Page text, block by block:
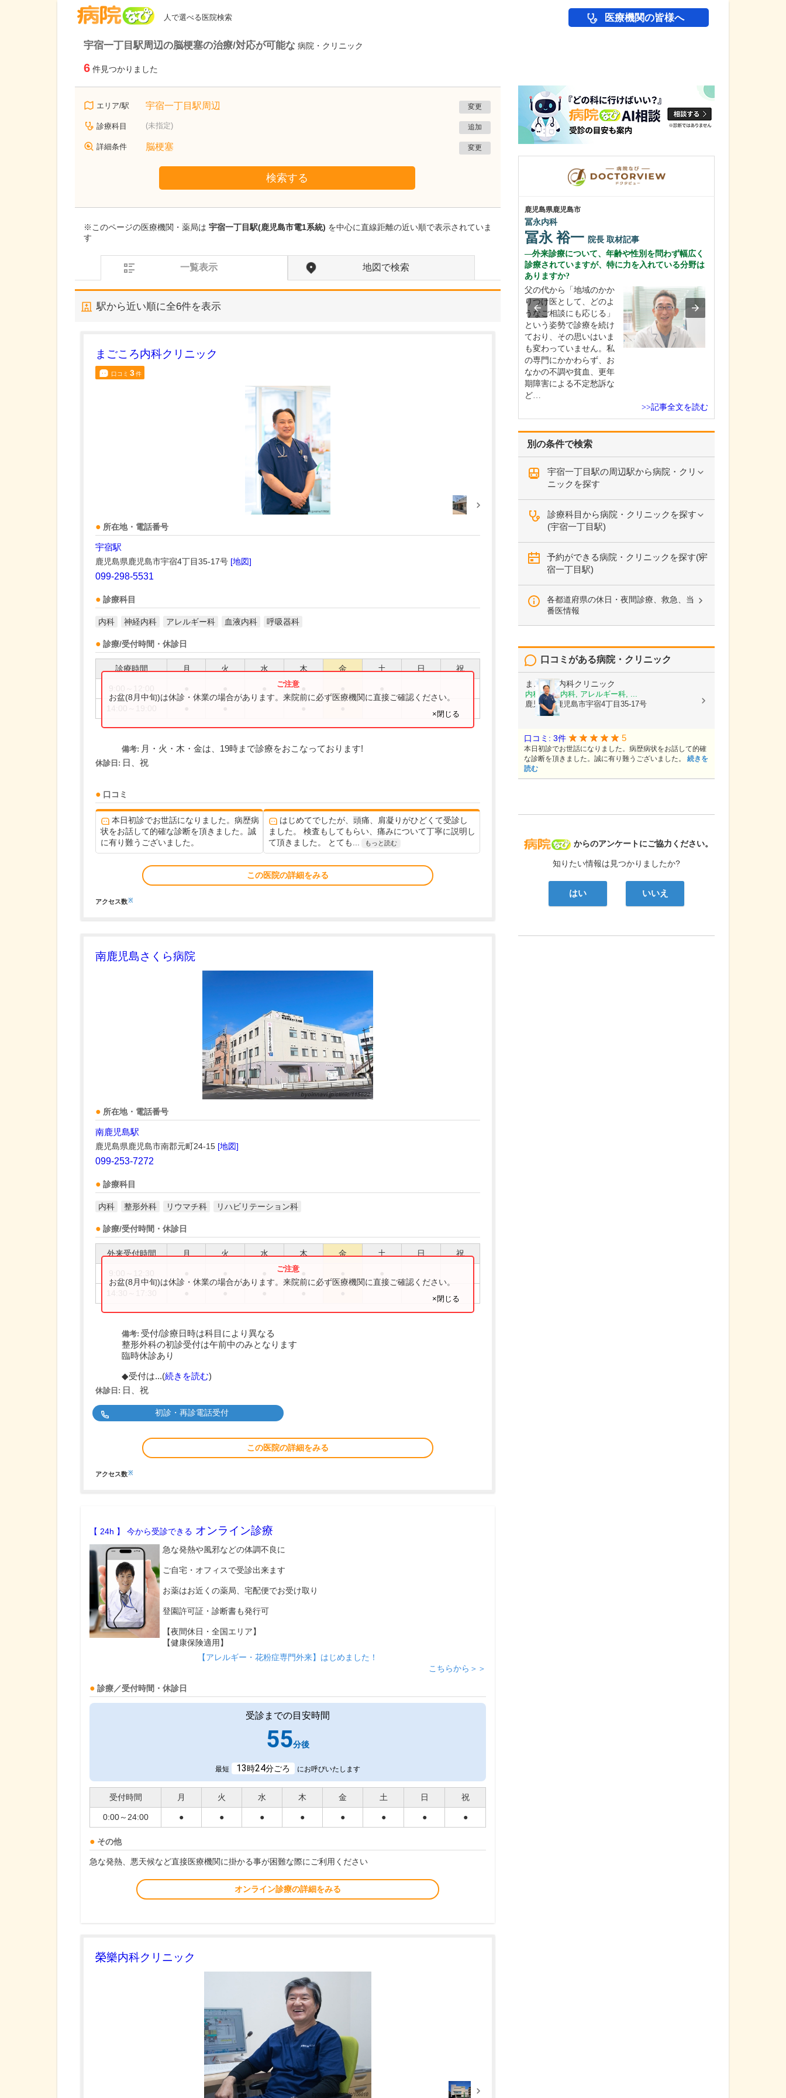
人で選べる医院検索 医療機関の皆様へ
宇宿一丁目駅周辺の脳梗塞の治療/対応が可能な 病院・クリニック
6 件見つかりました
エリア/駅 宇宿一丁目駅周辺 変更
診療科目 (未指定) 追加
詳細条件 脳梗塞 変更
検索する
※このページの医療機関・薬局は 宇宿一丁目駅(鹿児島市電1系統) を中心に直線距離の近い順で表示されていま
す
一覧表示 地図で検索
駅から近い順に全6件を表示
まごころ内科クリニック
口コミ 3件
所在地・電話番号
宇宿駅
鹿児島県鹿児島市宇宿4丁目35-17号 [地図]
099-298-5531
診療科目
内科 神経内科 アレルギー科 血液内科 呼吸器科
診療/受付時間・休診日
診療時間 月 火 水 木 金 土 日 祝
お盆(8月中旬)は休診・休業の場合があります。来院前に必ず医療機関に直接ご確認ください。
×閉じる
備考: 月・火・木・金は、19時まで診療をおこなっております!
休診日: 日、祝
口コミ
本日初診でお世話になりました。病歴病
状をお話して的確な診断を頂きました。誠
に有り難うございました。
はじめてでしたが、頭痛、肩凝りがひどくて受診し
ました。 検査もしてもらい、痛みについて丁寧に説明し
て頂きました。 とても...
もっと読む
この医院の詳細をみる
アクセス数※
南鹿児島さくら病院
所在地・電話番号
南鹿児島駅
鹿児島県鹿児島市南郡元町24-15 [地図]
099-253-7272
診療科目
内科 整形外科 リウマチ科 リハビリテーション科
診療/受付時間・休診日
外来受付時間 月 火 水 木 金 土 日 祝
お盆(8月中旬)は休診・休業の場合があります。来院前に必ず医療機関に直接ご確認ください。
×閉じる
備考: 受付/診療日時は科目により異なる
整形外科の初診受付は午前中のみとなります
臨時休診あり
◆受付は...(続きを読む)
休診日: 日、祝
初診・再診電話受付
この医院の詳細をみる
アクセス数※
【 24h 】 今から受診できる オンライン診療
急な発熱や風邪などの体調不良に
ご自宅・オフィスで受診出来ます
お薬はお近くの薬局、宅配便でお受け取り
登園許可証・診断書も発行可
【夜間休日・全国エリア】
【健康保険適用】
【アレルギー・花粉症専門外来】はじめました！
こちらから＞＞
診療／受付時間・休診日
受診までの目安時間
55分後
最短 13時24分ごろ にお呼びいたします
受付時間 月 火 水 木 金 土 日 祝
0:00～24:00 ● ● ● ● ● ● ● ●
その他
急な発熱、悪天候など直接医療機関に掛かる事が困難な際にご利用ください
オンライン診療の詳細をみる
榮樂内科クリニック
別の条件で検索
宇宿一丁目駅の周辺駅から病院・クリ
ニックを探す
診療科目から病院・クリニックを探す
(宇宿一丁目駅)
予約ができる病院・クリニックを探す(宇
宿一丁目駅)
各都道府県の休日・夜間診療、救急、当
番医情報
病院なび
からのアンケートにご協力ください。
知りたい情報は見つかりましたか?
はい いいえ
口コミがある病院・クリニック
まごころ内科クリニック
内科, 神経内科, アレルギー科, ...
鹿児島県鹿児島市宇宿4丁目35-17号
口コミ: 3件 5
本日初診でお世話になりました。病歴病状をお話して的確
な診断を頂きました。誠に有り難うございました。 続きを
読む
鹿児島県鹿児島市
あいろ歯科医院
歯科医師を志したきっかけを教えてください。
中学生のときに出会った
女性の歯科医師に憧れた
ことです。幼い頃は「歯
鹿児島県鹿児島市
冨永内科
冨永 裕一 院長 取材記事
外来診療について、年齢や性別を問わず幅広く
診療されていますが、特に力を入れている分野は
ありますか?
父の代から「地域のかか
りつけ医として、どのよ
うなご相談にも応じる」
という姿勢で診療を続け
ており、その思いはいま
も変わっていません。私
の専門にかかわらず、お
なかの不調や貧血、更年
期障害による不定愁訴な
ど…
>>記事全文を読む